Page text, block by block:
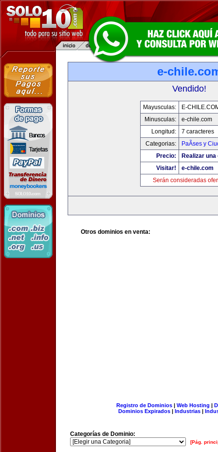
e-
Vendido!
Mayusculas:
E-
Minusculas:
e-chile.com
Longitud:
7 caracteres
Categorias:
PaÃ­ses y
Precio:
Realizar
Visitar!
e-chile.com
Serán consideradas
Otros dominios en venta:
Registro de Dominios| Web Hosting |
Dominios Expirados | Industrias |
Categorías de Dominio:
[Pág.